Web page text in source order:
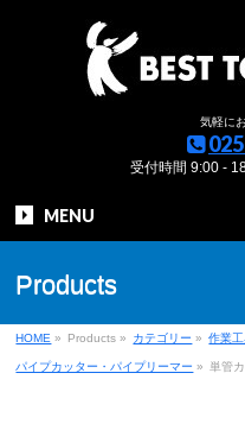
気軽に
受付時間 9:00 -
MENU
Products
HOME » Products » カテゴリー » 作業
パイプカッター・パイプリーマー » 単管